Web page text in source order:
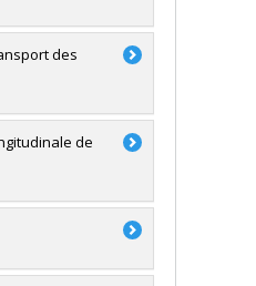
des
de